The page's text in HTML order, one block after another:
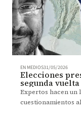
EN MEDIOS31/05/2026
Elecciones
segunda
preconteo
Expertos hacen un
cuestionamientos